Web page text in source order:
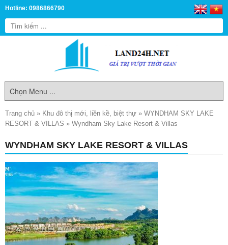
Hotline: 0986866790
Trang chủ » Khu đô thị mới, liền kề, biệt thự » WYNDHAM SKY LAKE
RESORT & VILLAS » Wyndham Sky Lake Resort & Villas
WYNDHAM SKY LAKE RESORT & VILLAS